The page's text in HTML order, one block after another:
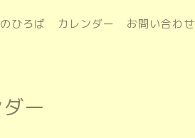
ひろば カレンダー お問い合わせ
ー